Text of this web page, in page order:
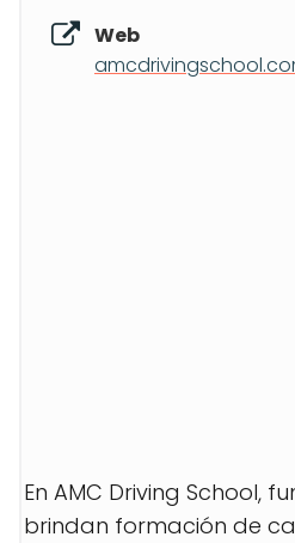
Web
En AMC Driving School,
brindan formación de